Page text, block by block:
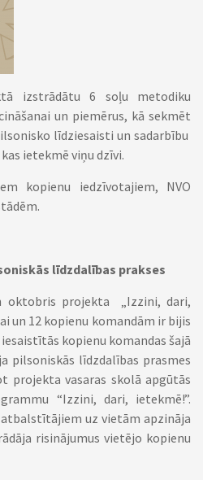
izstrādātu 6 soļu metodiku
un piemērus, kā sekmēt
līdziesaisti un sadarbību
ietekmē viņu dzīvi.
kopienu iedzīvotajiem, NVO
līdzdalības prakses
oktobris projekta „Izzini, dari,
un 12 kopienu komandām ir bijis
kopienu komandas šajā
pilsoniskās līdzdalības prasmes
projekta vasaras skolā apgūtās
“Izzini, dari, ietekmē!”.
atbalstītājiem uz vietām apzināja
risinājumus vietējo kopienu